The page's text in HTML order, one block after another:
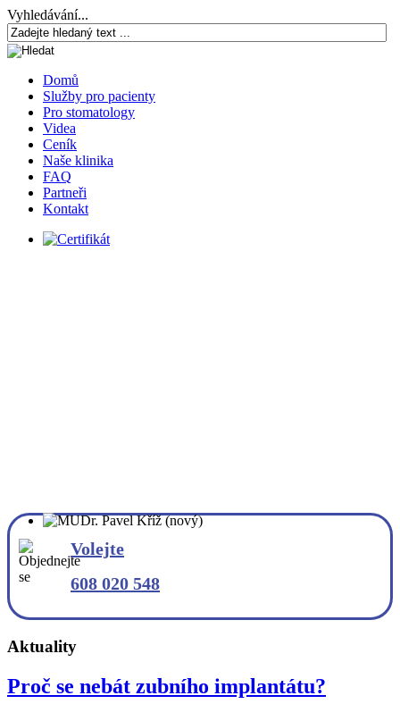
Vyhledávání...
Domů
Služby pro pacienty
Pro stomatology
Videa
Ceník
Naše klinika
FAQ
Partneři
Kontakt
Volejte
608 020 548
Aktuality
Proč se nebát zubního implantátu?